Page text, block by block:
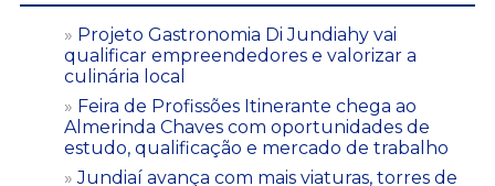
Projeto Gastronomia Di Jundiahy vai
qualificar empreendedores e valorizar a
culinária local
Feira de Profissões Itinerante chega ao
Almerinda Chaves com oportunidades de
estudo, qualificação e mercado de trabalho
Jundiaí avança com mais viaturas, torres de